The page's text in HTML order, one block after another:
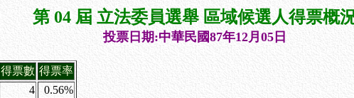
第 04 屆 立法委員選舉 區域候選人得票概
投票日期:中華民國87年12月05日
得票數 得票率
4
0.56%